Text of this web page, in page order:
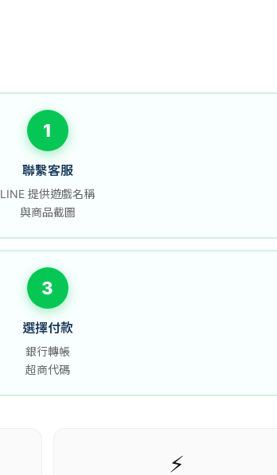
1
聯繫客服
LINE 提供遊戲名稱
與商品截圖
3
選擇付款
銀行轉帳
超商代碼
⚡